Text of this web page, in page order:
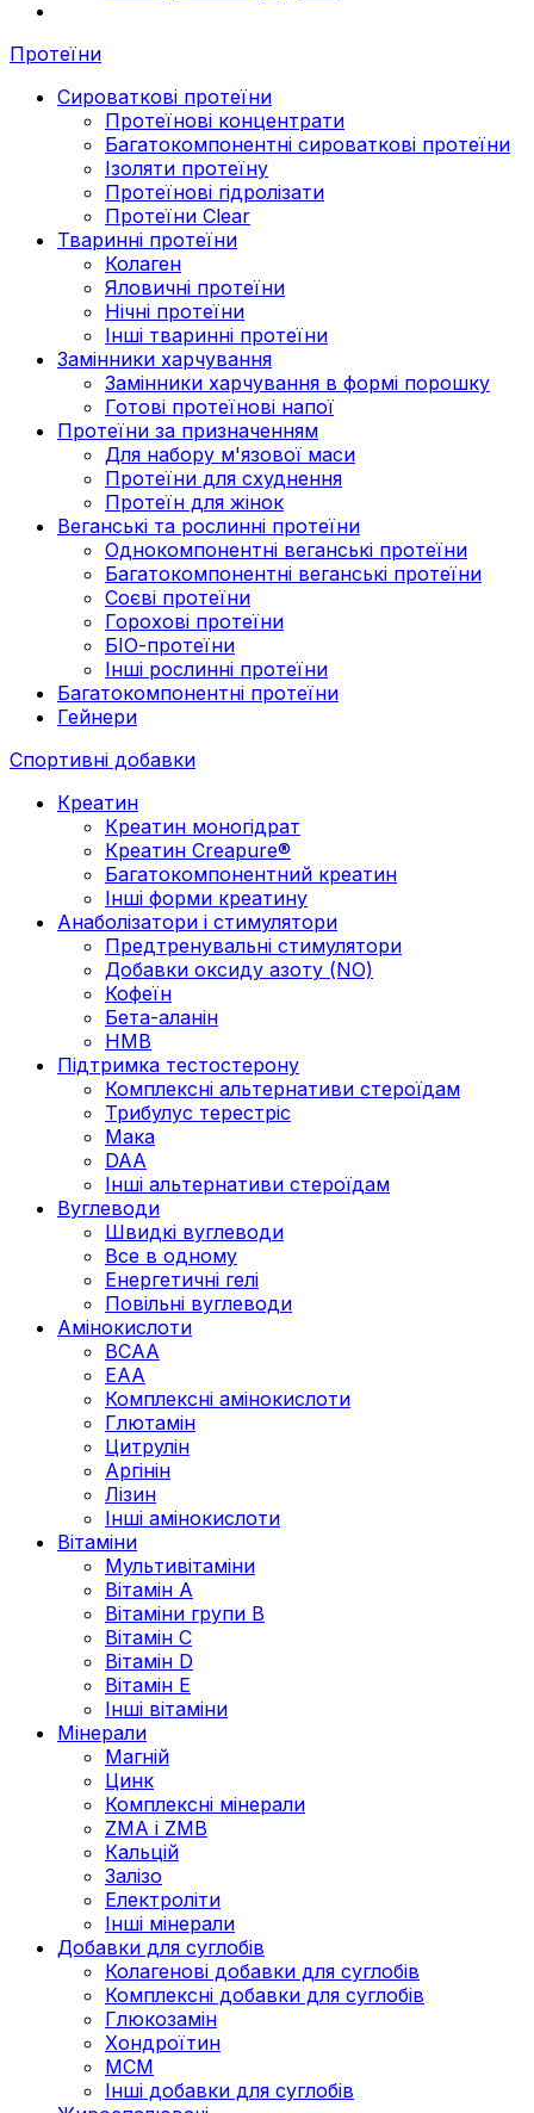
Протеїни
Сироваткові протеїни
Протеїнові концентрати
Багатокомпонентні сироваткові протеїни
Ізоляти протеїну
Протеїнові гідролізати
Протеїни Clear
Тваринні протеїни
Колаген
Яловичні протеїни
Нічні протеїни
Інші тваринні протеїни
Замінники харчування
Замінники харчування в формі порошку
Готові протеїнові напої
Протеїни за призначенням
Для набору м'язової маси
Протеїни для схуднення
Протеїн для жінок
Веганські та рослинні протеїни
Однокомпонентні веганські протеїни
Багатокомпонентні веганські протеїни
Cоєві протеїни
Горохові протеїни
БІО-протеїни
Інші рослинні протеїни
Багатокомпонентні протеїни
Гейнери
Спортивні добавки
Креатин
Креатин моногідрат
Креатин Creapure®
Багатокомпонентний креатин
Інші форми креатину
Анаболізатори і стимулятори
Предтренувальні стимулятори
Добавки оксиду азоту (NO)
Кофеїн
Бета-аланін
HMB
Підтримка тестостерону
Комплексні альтернативи стероїдам
Трибулус терестріс
Мака
DAA
Інші альтернативи стероїдам
Вуглеводи
Швидкі вуглеводи
Все в одному
Енергетичні гелі
Повільні вуглеводи
Амінокислоти
BCAA
EAA
Комплексні амінокислоти
Глютамін
Цитрулін
Аргінін
Лізин
Інші амінокислоти
Вітаміни
Мультивітаміни
Вітамін А
Вітаміни групи В
Вітамін C
Вітамін D
Вітамін Е
Інші вітаміни
Мінерали
Магній
Цинк
Комплексні мінерали
ZMA і ZMB
Кальцій
Залізо
Електроліти
Інші мінерали
Добавки для суглобів
Колагенові добавки для суглобів
Комплексні добавки для суглобів
Глюкозамін
Хондроїтин
МСМ
Інші добавки для суглобів